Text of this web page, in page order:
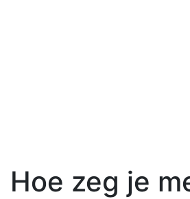
Hoe zeg je